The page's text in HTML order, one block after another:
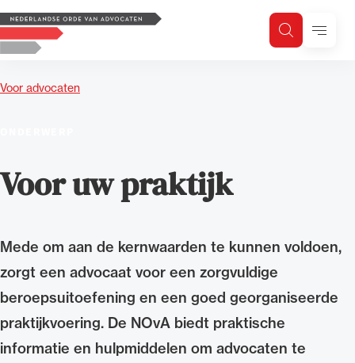
Logo, to the homepage
ZoekenMenu
Voor advocaten
Voor uw praktijk
Mede om aan de kernwaarden te kunnen voldoen,
zorgt een advocaat voor een zorgvuldige
beroepsuitoefening en een goed georganiseerde
praktijkvoering. De NOvA biedt praktische
informatie en hulpmiddelen om advocaten te
Zoeken
Zoek op trefwoord